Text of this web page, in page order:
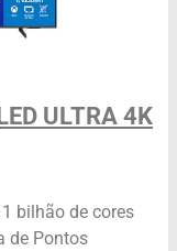
ULTRA 4K
bilhão de cores
de Pontos